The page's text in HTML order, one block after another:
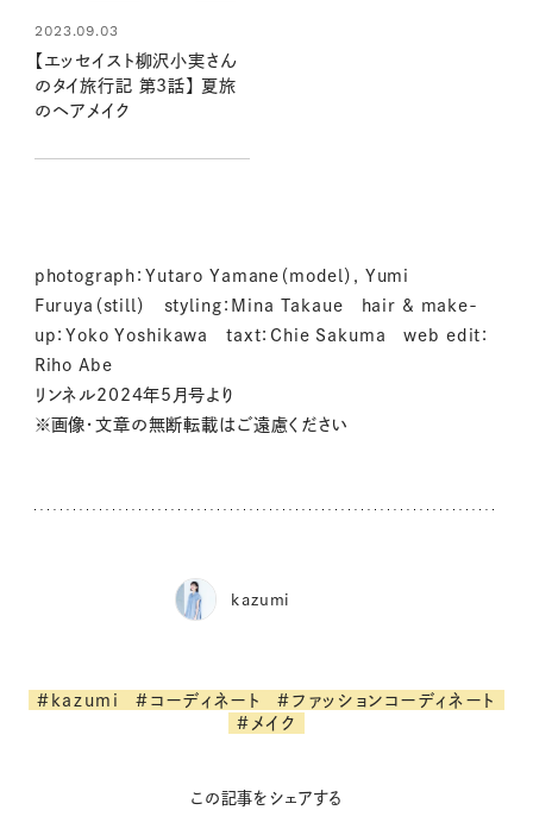
2023.09.03
【エッセイスト柳沢小実さん
のタイ旅行記 第3話】 夏旅
のヘアメイク
photograph：Yutaro Yamane（model）, Yumi
Furuya（still） styling：Mina Takaue hair & make-
up：Yoko Yoshikawa taxt：Chie Sakuma web edit：
Riho Abe
リンネル2024年5月号より
※画像・文章の無断転載はご遠慮ください
kazumi
#kazumi #コーディネート
#ファッションコーディネート
#メイク
この記事をシェアする